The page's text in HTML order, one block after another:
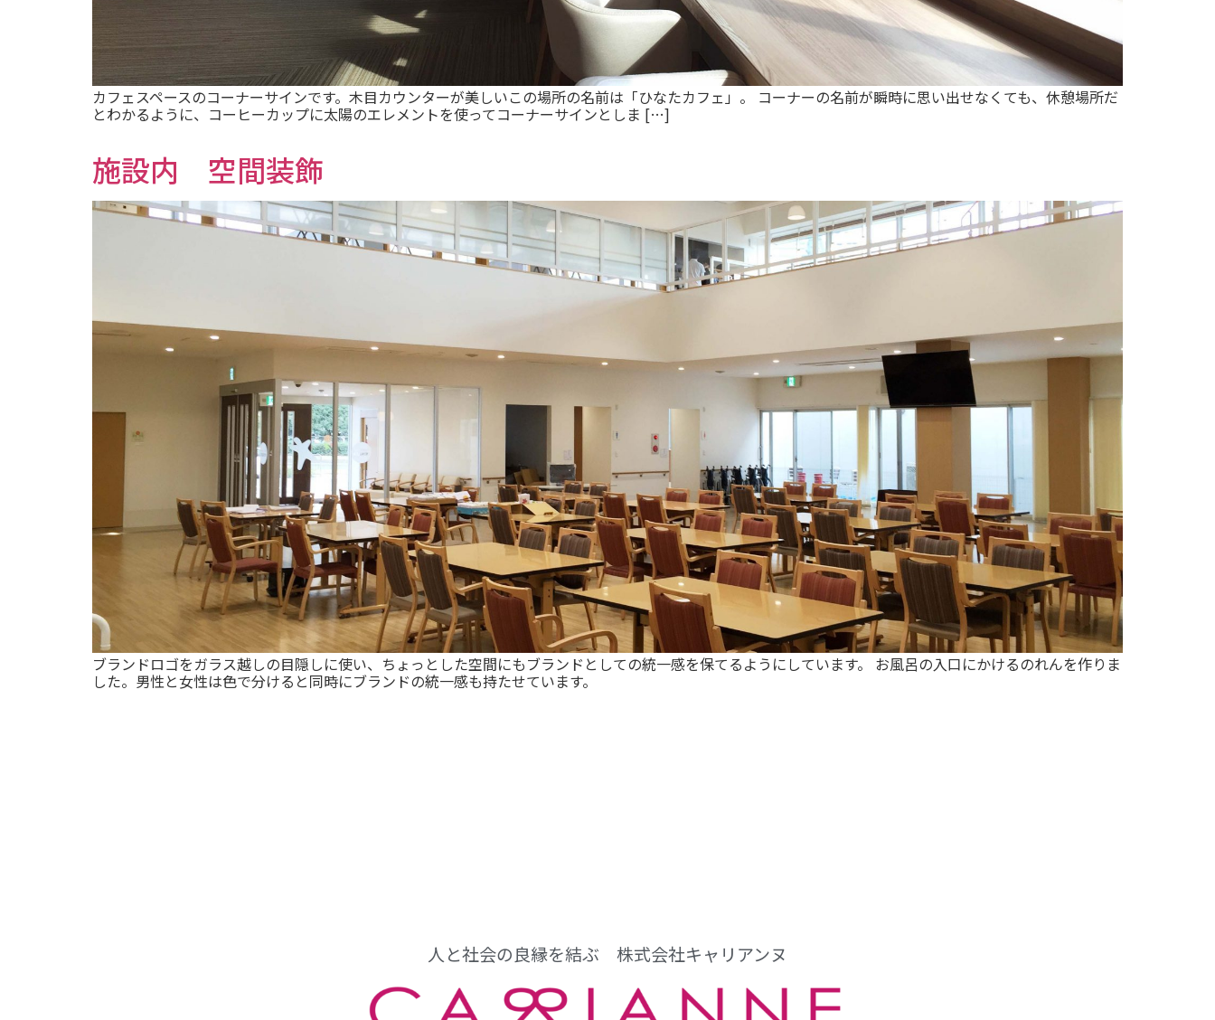
カフェスペースのコーナーサインです。木目カウンターが美しいこの場所の名前は「ひなたカフェ」。 コーナーの名前が瞬時に思い出せなくても、休憩場所だ
とわかるように、コーヒーカップに太陽のエレメントを使ってコーナーサインとしま […]
施設内 空間装飾
ブランドロゴをガラス越しの目隠しに使い、ちょっとした空間にもブランドとしての統一感を保てるようにしています。 お風呂の入口にかけるのれんを作りま
した。男性と女性は色で分けると同時にブランドの統一感も持たせています。
人と社会の良縁を結ぶ 株式会社キャリアンヌ